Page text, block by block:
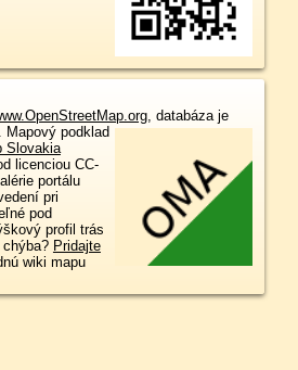
, databáza je
Mapový podklad
Slovakia
licenciou CC-
portálu
pri
pod
profil trás
chýba? Pridajte
wiki mapu